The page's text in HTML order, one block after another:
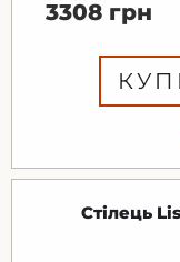
3308 грн
Стілець